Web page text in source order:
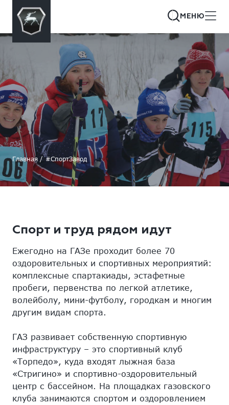
МЕНЮ
Главная #СпортЗавод
Спорт и труд рядом идут
Ежегодно на ГАЗе проходит более 70
оздоровительных и спортивных мероприятий:
комплексные спартакиады, эстафетные
пробеги, первенства по легкой атлетике,
волейболу, мини-футболу, городкам и многим
другим видам спорта.
ГАЗ развивает собственную спортивную
инфраструктуру – это спортивный клуб
«Торпедо», куда входят лыжная база
«Стригино» и спортивно-оздоровительный
центр с бассейном. На площадках газовского
клуба занимаются спортом и оздоровлением